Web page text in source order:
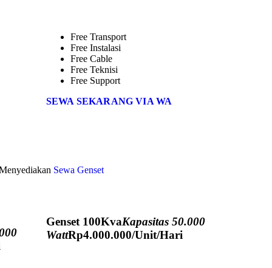
Free Transport
Free Instalasi
Free Cable
Free Teknisi
Free Support
SEWA SEKARANG VIA WA
Sewa Genset
Genset 100KvaKapasitas 50.000
WattRp4.000.000/Unit/Hari